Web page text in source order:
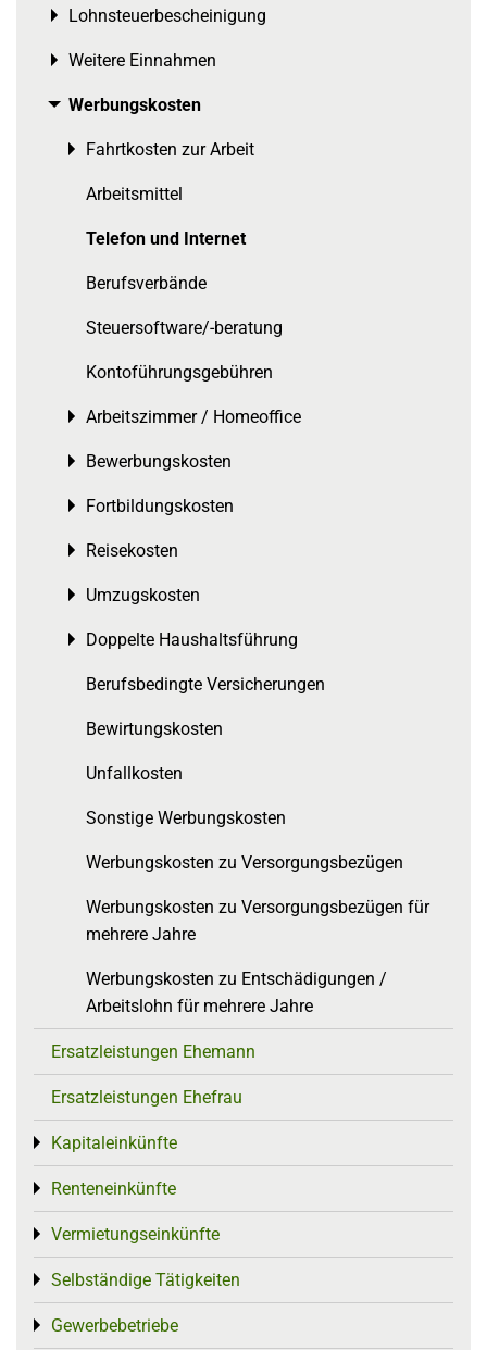
Lohnsteuerbescheinigung
Toggle menu
Weitere Einnahmen
Toggle menu
Werbungskosten
Toggle menu
Fahrtkosten zur Arbeit
Toggle menu
Arbeitsmittel
Telefon und Internet
Berufsverbände
Steuersoftware/-beratung
Kontoführungsgebühren
Arbeitszimmer / Homeoffice
Toggle menu
Bewerbungskosten
Toggle menu
Fortbildungskosten
Toggle menu
Reisekosten
Toggle menu
Umzugskosten
Toggle menu
Doppelte Haushaltsführung
Toggle menu
Berufsbedingte Versicherungen
Bewirtungskosten
Unfallkosten
Sonstige Werbungskosten
Werbungskosten zu Versorgungsbezügen
Werbungskosten zu Versorgungsbezügen für
mehrere Jahre
Werbungskosten zu Entschädigungen /
Arbeitslohn für mehrere Jahre
Ersatzleistungen Ehemann
Ersatzleistungen Ehefrau
Kapitaleinkünfte
Toggle menu
Renteneinkünfte
Toggle menu
Vermietungseinkünfte
Toggle menu
Selbständige Tätigkeiten
Toggle menu
Gewerbebetriebe
Toggle menu